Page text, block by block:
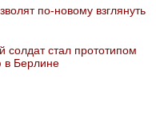
по-новому взглянуть
солдат стал прототипом
в Берлине